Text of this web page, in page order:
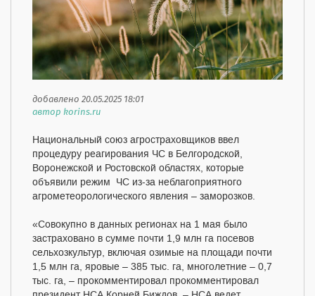
добавлено 20.05.2025 18:01
автор korins.ru
Национальный союз агростраховщиков ввел
процедуру реагирования ЧС в Белгородской,
Воронежской и Ростовской областях, которые
объявили режим ЧС из-за неблагоприятного
агрометеорологического явления – заморозков.
«Совокупно в данных регионах на 1 мая было
застраховано в сумме почти 1,9 млн га посевов
сельхозкультур, включая озимые на площади почти
1,5 млн га, яровые – 385 тыс. га, многолетние – 0,7
тыс. га, – прокомментировал прокомментировал